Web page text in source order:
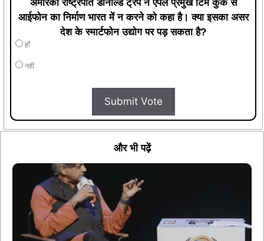
अमेरिकी राष्ट्रपति डोनाल्ड ट्रंप ने एपल प्रमुख टिम कुक से
आईफोन का निर्माण भारत में न करने को कहा है। क्या इसका असर
देश के स्मार्टफोन उद्योग पर पड़ सकता है?
हाँ
नहीं
Submit Vote
और भी पढ़ें